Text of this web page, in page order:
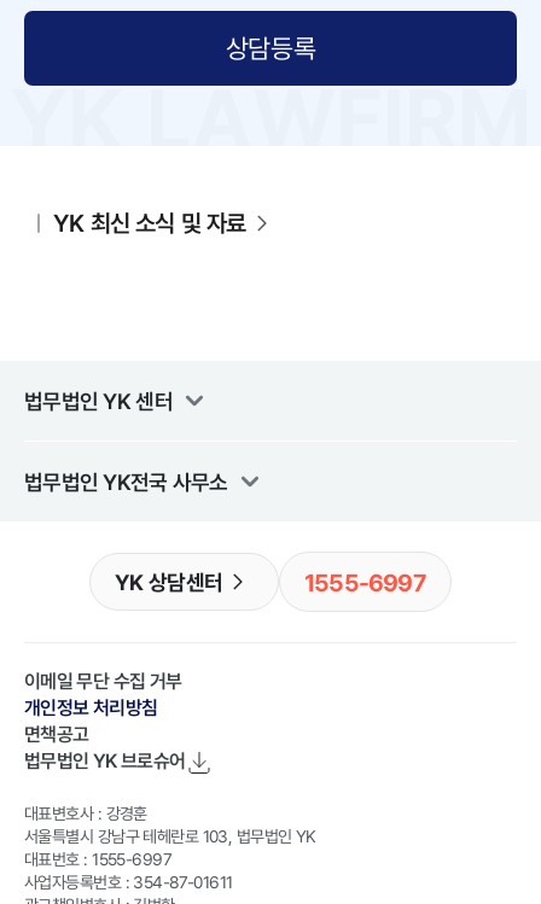
상담등록
YK 최신 소식 및 자료
법무법인 YK센터
법무법인 YK전국 사무소
YK 상담센터 1555-6997
이메일 무단 수집 거부
개인정보 처리방침
면책공고
법무법인 YK브로슈어
대표변호사 : 강경훈
서울특별시 강남구 테헤란로 103, 법무법인 YK
대표번호 : 1555-6997
사업자등록번호 : 354-87-01611